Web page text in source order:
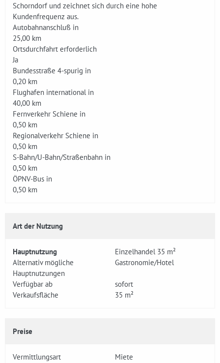
Schorndorf und zeichnet sich durch eine hohe
Kundenfrequenz aus.
Autobahnanschluß in
25,00 km
Ortsdurchfahrt erforderlich
Ja
Bundesstraße 4-spurig in
0,20 km
Flughafen international in
40,00 km
Fernverkehr Schiene in
0,50 km
Regionalverkehr Schiene in
0,50 km
S-Bahn/U-Bahn/Straßenbahn in
0,50 km
ÖPNV-Bus in
0,50 km
Art der Nutzung
Hauptnutzung
Einzelhandel 35 m²
Alternativ mögliche
Hauptnutzungen
Gastronomie/Hotel
Verfügbar ab
sofort
Verkaufsfläche
35 m²
Preise
Vermittlungsart
Miete